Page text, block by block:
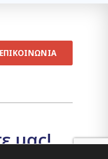
ΕΠΙΚΟΙΝΩΝΙΑ
μας!